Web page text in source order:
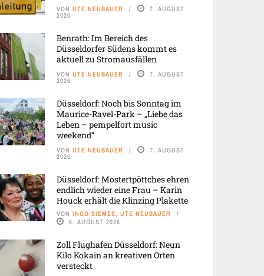
VON UTE NEUBAUER 7. AUGUST
2026
Benrath: Im Bereich des
Düsseldorfer Südens kommt es
aktuell zu Stromausfällen
VON UTE NEUBAUER 7. AUGUST
2026
Düsseldorf: Noch bis Sonntag im
Maurice-Ravel-Park – „Liebe das
Leben – pempelfort music
weekend“
VON UTE NEUBAUER 7. AUGUST
2026
Düsseldorf: Mostertpöttches ehren
endlich wieder eine Frau – Karin
Houck erhält die Klinzing Plakette
VON INGO SIEMES, UTE NEUBAUER
6. AUGUST 2026
Zoll Flughafen Düsseldorf: Neun
Kilo Kokain an kreativen Orten
versteckt